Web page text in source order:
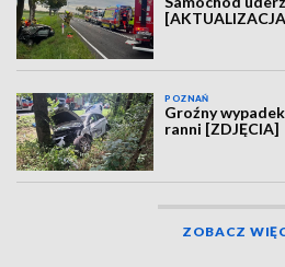
POZNAŃ
Groźny
ranni [ZDJĘCIA]
ZOBACZ